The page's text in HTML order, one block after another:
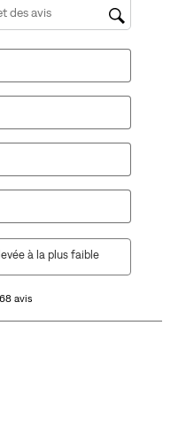
et d'avis
avis
à la plus faible